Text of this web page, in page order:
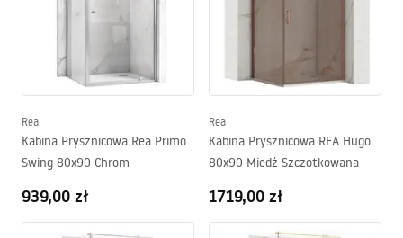
Rea
Kabina Prysznicowa Rea Primo
Swing 80x90 Chrom
939,00 zł
Rea
Kabina Prysznicowa REA Hugo
80x90 Miedź Szczotkowana
1719,00 zł